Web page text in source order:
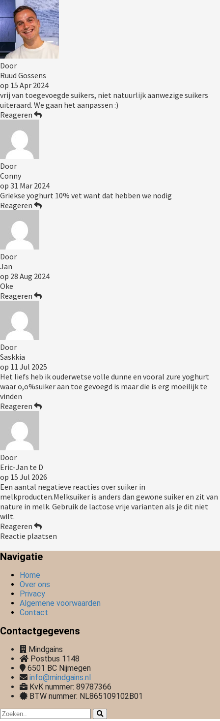
Door
Ruud Gossens
op 15 Apr 2024
vrij van toegevoegde suikers, niet natuurlijk aanwezige suikers
uiteraard. We gaan het aanpassen :)
Reageren
Door
Conny
op 31 Mar 2024
Griekse yoghurt 10% vet want dat hebben we nodig
Reageren
Door
Jan
op 28 Aug 2024
Oke
Reageren
Door
Saskkia
op 11 Jul 2025
Het liefs heb ik ouderwetse volle dunne en vooral zure yoghurt
waar o,o%suiker aan toe gevoegd is maar die is erg moeilijk te
vinden
Reageren
Door
Eric-Jan te D
op 15 Jul 2026
Een aantal negatieve reacties over suiker in
melkproducten.Melksuiker is anders dan gewone suiker en zit van
nature in melk. Gebruik de lactose vrije varianten als je dit niet
wilt.
Reageren
Reactie plaatsen
Navigatie
Home
Over ons
Privacy
Algemene voorwaarden
Contact
Contactgegevens
Mindgains
Postbus 1148
6501 BC Nijmegen
info@mindgains.nl
KvK nummer: 89787366
BTW nummer: NL865109102B01